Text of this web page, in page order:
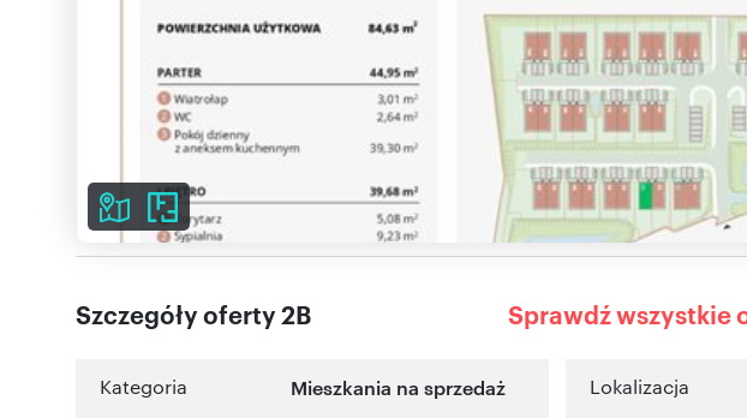
Szczegóły oferty 2B Sprawdź wszystkie
Kategoria Mieszkania na sprzedaż Lokalizacja